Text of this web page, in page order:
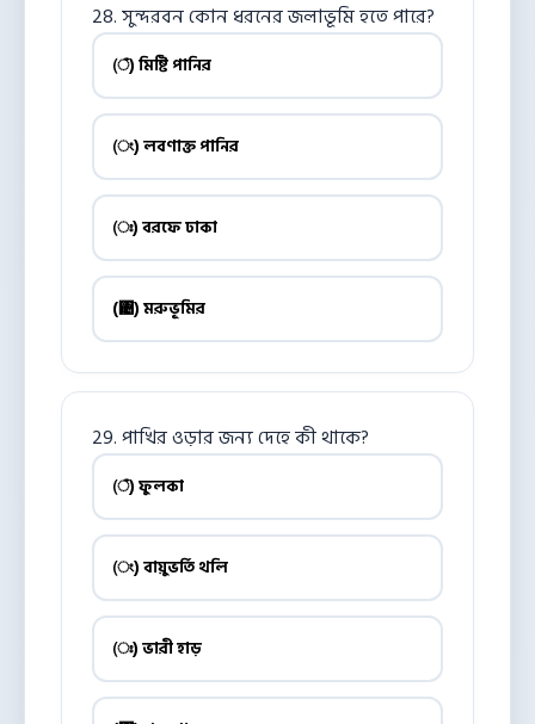
28. সুন্দরবন কোন ধরনের জলাভূমি হতে পারে?
(ঁ) মিষ্টি পানির
(ং) লবণাক্ত পানির
(ঃ) বরফে ঢাকা
(঄) মরুভূমির
29. পাখির ওড়ার জন্য দেহে কী থাকে?
(ঁ) ফুলকা
(ং) বায়ুভর্তি থলি
(ঃ) ভারী হাড়